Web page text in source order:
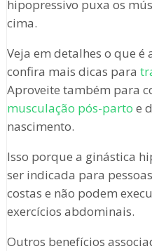
hipopressivo puxa os
cima.
Veja em detalhes o que é
confira mais dicas para
Aproveite também para
musculação pós-parto e
nascimento.
Isso porque a ginástica
ser indicada para
costas e não podem
exercícios abdominais.
Outros benefícios